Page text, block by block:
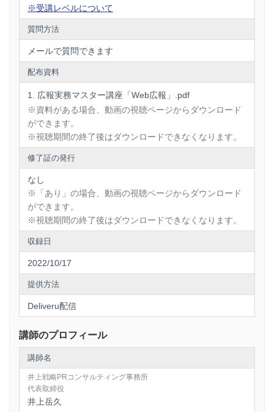
≪ 講師について ≫
講師は、広報業界でナンバーワンと呼び声高いマーケティン
グPRプランナーでありWeb広報でも多数の実績を有する広報
コンサルタントの井上岳久氏（井上戦略PRコンサルティング
事務所代表）を招聘し担当いただいております。井上氏は企
業研修や公開講座で年間100以上を担当し著書は20冊を超え
る売れっ子で、説明がわかりやすいと高評価の人気講師でも
あります。
＜講座内容に関して＞
ら実践できる具体的な展開方法をレクチャーします。
Web広報を実務で実行する際に必要な事項を２０項目にわか
りやすくまとめました。この項目を詳細かつ丁寧にポイント
解説していきますので、Web広報を確実に習得できます。
＜Web広報の必要20項目＞
①Webメディアとは何か？
②Webメディアの種類を把握せよ！
③ポータルサイトの構造はどのようになっているか？
⑤Web広報の実践業務は何か？
⑥Webメディアのニュースは何か？
⑦ニュースバリューにおけるWEBの特長！
⑧Webメディアの5大広報コンテンツとは？
※受講レベルについて
質問方法
メールで質問できます
配布資料
広報実務マスター講座「Web広報」.pdf
※資料がある場合、動画の視聴ページからダウンロード
ができます。
※視聴期間の終了後はダウンロードできなくなります。
修了証の発行
なし
※「あり」の場合、動画の視聴ページからダウンロード
ができます。
※視聴期間の終了後はダウンロードできなくなります。
収録日
2022/10/17
提供方法
Deliveru配信
講師のプロフィール
講師名
井上戦略PRコンサルティング事務所
代表取締役
井上岳久